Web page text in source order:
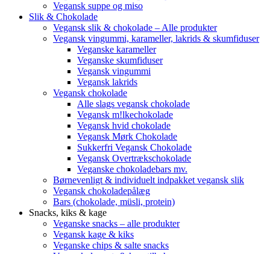
Vegansk suppe og miso
Slik & Chokolade
Vegansk slik & chokolade – Alle produkter
Vegansk vingummi, karameller, lakrids & skumfiduser
Veganske karameller
Veganske skumfiduser
Vegansk vingummi
Vegansk lakrids
Vegansk chokolade
Alle slags vegansk chokolade
Vegansk m!lkechokolade
Vegansk hvid chokolade
Vegansk Mørk Chokolade
Sukkerfri Vegansk Chokolade
Vegansk Overtrækschokolade
Veganske chokoladebars mv.
Børnevenligt & individuelt indpakket vegansk slik
Vegansk chokoladepålæg
Bars (chokolade, müsli, protein)
Snacks, kiks & kage
Veganske snacks – alle produkter
Vegansk kage & kiks
Veganske chips & salte snacks